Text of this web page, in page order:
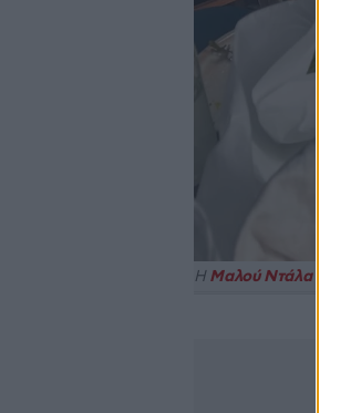
Η Μαλού Ντάλα Πίκολα